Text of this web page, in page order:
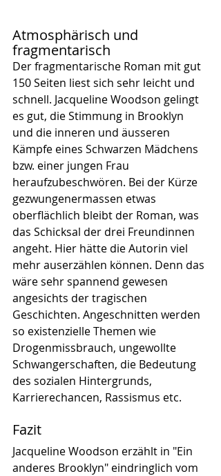
Atmosphärisch und
fragmentarisch
Der fragmentarische Roman mit gut
150 Seiten liest sich sehr leicht und
schnell. Jacqueline Woodson gelingt
es gut, die Stimmung in Brooklyn
und die inneren und äusseren
Kämpfe eines Schwarzen Mädchens
bzw. einer jungen Frau
heraufzubeschwören. Bei der Kürze
gezwungenermassen etwas
oberflächlich bleibt der Roman, was
das Schicksal der drei Freundinnen
angeht. Hier hätte die Autorin viel
mehr auserzählen können. Denn das
wäre sehr spannend gewesen
angesichts der tragischen
Geschichten. Angeschnitten werden
so existenzielle Themen wie
Drogenmissbrauch, ungewollte
Schwangerschaften, die Bedeutung
des sozialen Hintergrunds,
Karrierechancen, Rassismus etc.
Fazit
Jacqueline Woodson erzählt in "Ein
anderes Brooklyn" eindringlich vom